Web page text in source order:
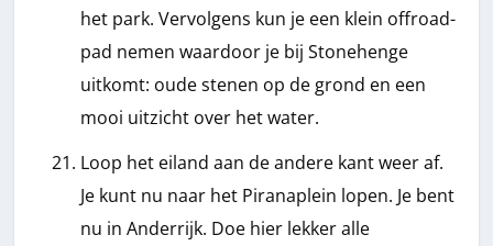
het park. Vervolgens kun je een klein offroad-
pad nemen waardoor je bij Stonehenge
uitkomt: oude stenen op de grond en een
mooi uitzicht over het water.
Loop het eiland aan de andere kant weer af.
Je kunt nu naar het Piranaplein lopen. Je bent
nu in Anderrijk. Doe hier lekker alle